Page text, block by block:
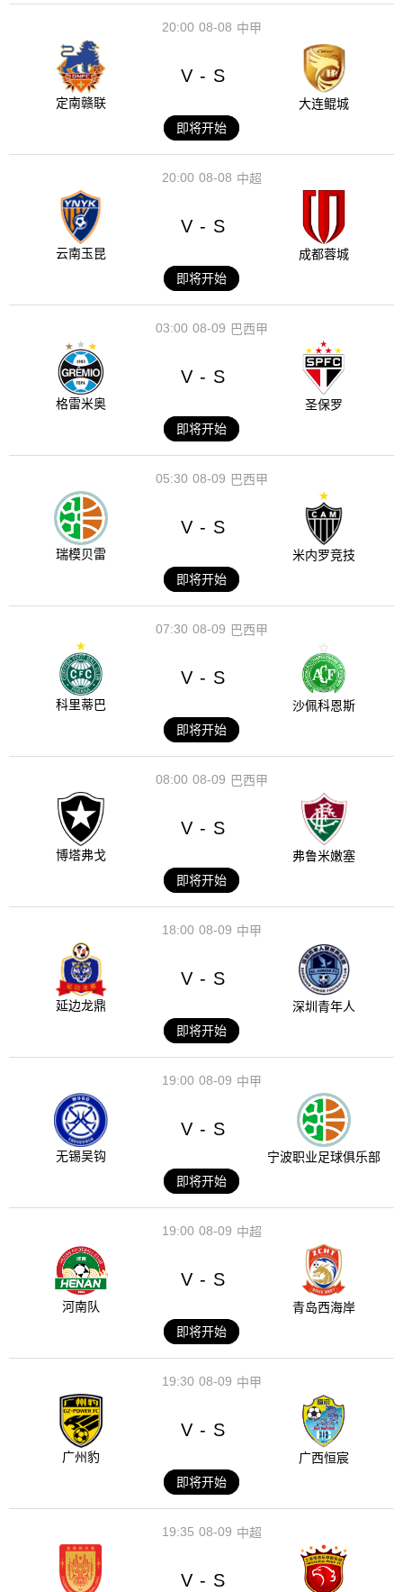
08-08
20:00 中甲
定南赣联
V - S
大连鲲城
即将开始
08-08
20:00 中超
云南玉昆
V - S
成都蓉城
即将开始
08-09
03:00 巴西甲
格雷米奥
V - S
圣保罗
即将开始
08-09
05:30 巴西甲
瑞模贝雷
V - S
米内罗竞技
即将开始
08-09
07:30 巴西甲
科里蒂巴
V - S
沙佩科恩斯
即将开始
08-09
08:00 巴西甲
博塔弗戈
V - S
弗鲁米嫩塞
即将开始
08-09
18:00 中甲
延边龙鼎
V - S
深圳青年人
即将开始
08-09
19:00 中甲
无锡吴钩
V - S
宁波职业足球俱乐部
即将开始
08-09
19:00 中超
河南队
V - S
青岛西海岸
即将开始
08-09
19:30 中甲
广州豹
V - S
广西恒宸
即将开始
08-09
19:35 中超
V - S